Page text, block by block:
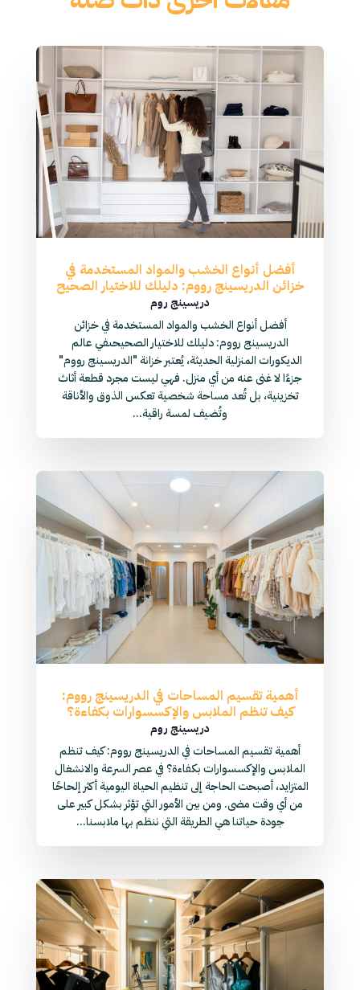
أفضل أنواع الخشب والمواد المستخدمة في
خزائن الدريسينج رووم: دليلك للاختيار الصحيح
دريسينج روم
أفضل أنواع الخشب والمواد المستخدمة في خزائن
الدريسينج رووم: دليلك للاختيار الصحيحىفي عالم
الديكورات المنزلية الحديثة، يُعتبر خزانة "الدريسينج رووم"
جزءًا لا غنى عنه من أي منزل. فهي ليست مجرد قطعة أثاث
تخزينية، بل تُعد مساحة شخصية تعكس الذوق والأناقة
وتُضيف لمسة راقية...
أهمية تقسيم المساحات في الدريسينج رووم:
كيف تنظم الملابس والإكسسوارات بكفاءة؟
دريسينج روم
أهمية تقسيم المساحات في الدريسينج رووم: كيف تنظم
الملابس والإكسسوارات بكفاءة؟ في عصر السرعة والانشغال
المتزايد، أصبحت الحاجة إلى تنظيم الحياة اليومية أكثر إلحاحًا
من أي وقت مضى. ومن بين الأمور التي تؤثر بشكل كبير على
جودة حياتنا هي الطريقة التي ننظم بها ملابسنا...